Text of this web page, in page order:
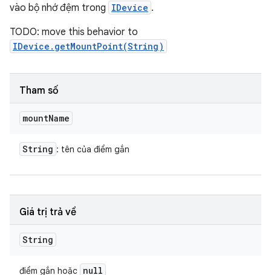
vào bộ nhớ đệm trong IDevice .
TODO: move this behavior to
IDevice.getMountPoint(String)
Tham số
mountName
String : tên của điểm gắn
Giá trị trả về
String
điểm gắn hoặc null